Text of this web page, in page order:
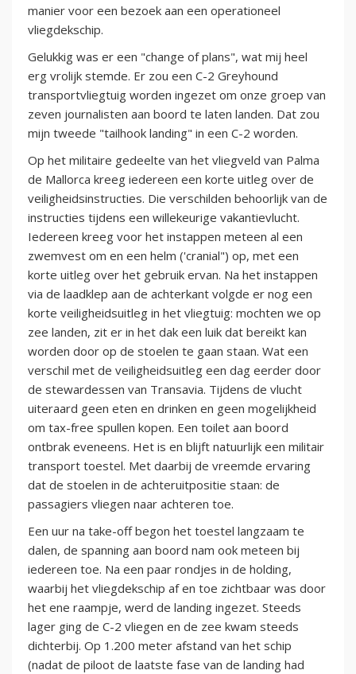
manier voor een bezoek aan een operationeel
vliegdekschip.
Gelukkig was er een "change of plans", wat mij heel
erg vrolijk stemde. Er zou een C-2 Greyhound
transportvliegtuig worden ingezet om onze groep van
zeven journalisten aan boord te laten landen. Dat zou
mijn tweede "tailhook landing" in een C-2 worden.
Op het militaire gedeelte van het vliegveld van Palma
de Mallorca kreeg iedereen een korte uitleg over de
veiligheidsinstructies. Die verschilden behoorlijk van de
instructies tijdens een willekeurige vakantievlucht.
Iedereen kreeg voor het instappen meteen al een
zwemvest om en een helm ('cranial") op, met een
korte uitleg over het gebruik ervan. Na het instappen
via de laadklep aan de achterkant volgde er nog een
korte veiligheidsuitleg in het vliegtuig: mochten we op
zee landen, zit er in het dak een luik dat bereikt kan
worden door op de stoelen te gaan staan. Wat een
verschil met de veiligheidsuitleg een dag eerder door
de stewardessen van Transavia. Tijdens de vlucht
uiteraard geen eten en drinken en geen mogelijkheid
om tax-free spullen kopen. Een toilet aan boord
ontbrak eveneens. Het is en blijft natuurlijk een militair
transport toestel. Met daarbij de vreemde ervaring
dat de stoelen in de achteruitpositie staan: de
passagiers vliegen naar achteren toe.
Een uur na take-off begon het toestel langzaam te
dalen, de spanning aan boord nam ook meteen bij
iedereen toe. Na een paar rondjes in de holding,
waarbij het vliegdekschip af en toe zichtbaar was door
het ene raampje, werd de landing ingezet. Steeds
lager ging de C-2 vliegen en de zee kwam steeds
dichterbij. Op 1.200 meter afstand van het schip
(nadat de piloot de laatste fase van de landing had